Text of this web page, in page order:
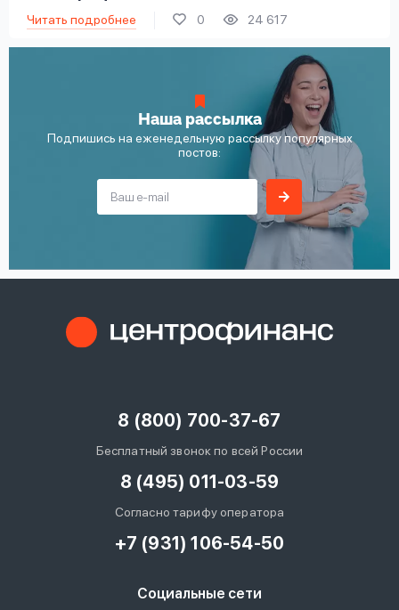
Читать подробнее 0 24 617
Наша рассылка
Подпишись на еженедельную рассылку популярных
постов:
8 (800) 700-37-67
Бесплатный звонок по всей России
8 (495) 011-03-59
Согласно тарифу оператора
+7 (931) 106-54-50
Социальные сети